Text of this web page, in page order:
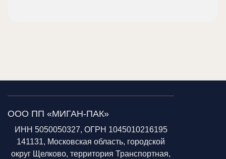
ООО ПП «МИГАН-ПАК»
ИНН 5050050327, ОГРН 1045010216195
141131, Московская область, городской
округ Щелково, территория Транспортная,